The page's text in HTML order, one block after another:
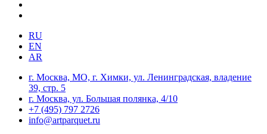
RU
EN
AR
г. Москва, МО, г. Химки, ул. Ленинградская, владение
39, стр. 5
г. Москва, ул. Большая полянка, 4/10
+7 (495) 797 2726
info@artparquet.ru